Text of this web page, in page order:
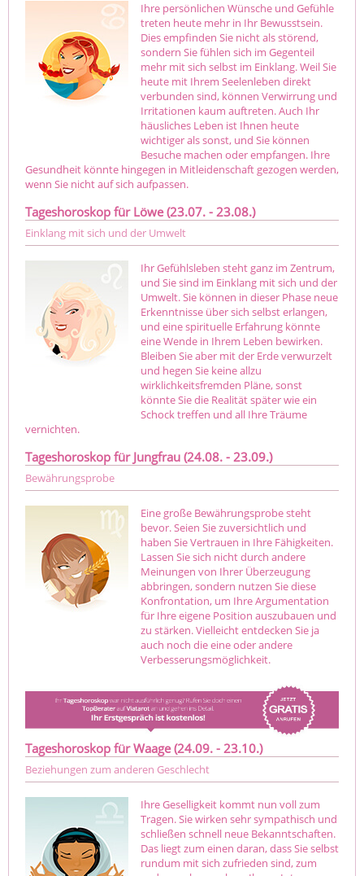
Ihre persönlichen Wünsche und Gefühle
treten heute mehr in Ihr Bewusstsein.
Dies empfinden Sie nicht als störend,
sondern Sie fühlen sich im Gegenteil
mehr mit sich selbst im Einklang. Weil Sie
heute mit Ihrem Seelenleben direkt
verbunden sind, können Verwirrung und
Irritationen kaum auftreten. Auch Ihr
häusliches Leben ist Ihnen heute
wichtiger als sonst, und Sie können
Besuche machen oder empfangen. Ihre
Gesundheit könnte hingegen in Mitleidenschaft gezogen werden,
wenn Sie nicht auf sich aufpassen.
Tageshoroskop für Löwe (23.07. - 23.08.)
Einklang mit sich und der Umwelt
Ihr Gefühlsleben steht ganz im Zentrum,
und Sie sind im Einklang mit sich und der
Umwelt. Sie können in dieser Phase neue
Erkenntnisse über sich selbst erlangen,
und eine spirituelle Erfahrung könnte
eine Wende in Ihrem Leben bewirken.
Bleiben Sie aber mit der Erde verwurzelt
und hegen Sie keine allzu
wirklichkeitsfremden Pläne, sonst
könnte Sie die Realität später wie ein
Schock treffen und all Ihre Träume
vernichten.
Tageshoroskop für Jungfrau (24.08. - 23.09.)
Bewährungsprobe
Eine große Bewährungsprobe steht
bevor. Seien Sie zuversichtlich und
haben Sie Vertrauen in Ihre Fähigkeiten.
Lassen Sie sich nicht durch andere
Meinungen von Ihrer Überzeugung
abbringen, sondern nutzen Sie diese
Konfrontation, um Ihre Argumentation
für Ihre eigene Position auszubauen und
zu stärken. Vielleicht entdecken Sie ja
auch noch die eine oder andere
Verbesserungsmöglichkeit.
Tageshoroskop für Waage (24.09. - 23.10.)
Beziehungen zum anderen Geschlecht
Ihre Geselligkeit kommt nun voll zum
Tragen. Sie wirken sehr sympathisch und
schließen schnell neue Bekanntschaften.
Das liegt zum einen daran, dass Sie selbst
rundum mit sich zufrieden sind, zum